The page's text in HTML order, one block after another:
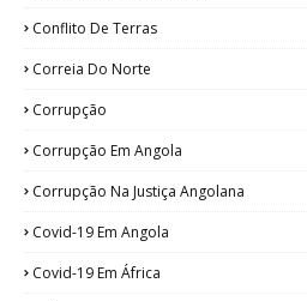
Conflito De Terras
Correia Do Norte
Corrupção
Corrupção Em Angola
Corrupção Na Justiça Angolana
Covid-19 Em Angola
Covid-19 Em África